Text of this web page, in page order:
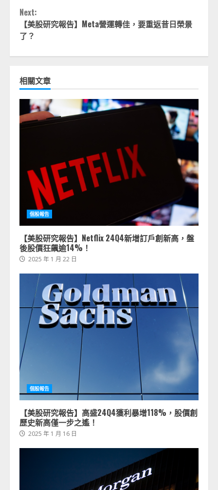
Next:
【美股研究報告】Meta營運轉佳，要重返昔日榮景
了？
相關文章
個股報告
【美股研究報告】Netflix 24Q4新增訂戶創新高，盤
後股價狂飆逾14%！
2025 年 1 月 22 日
個股報告
【美股研究報告】高盛24Q4獲利暴增118%，股價創
歷史新高僅一步之遙！
2025 年 1 月 16 日